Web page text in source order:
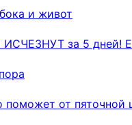
за 5 дней!
поможет от пяточной